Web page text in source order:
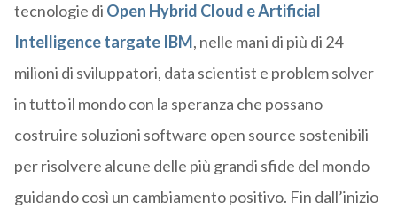
tecnologie di Open Hybrid Cloud e Artificial
Intelligence targate IBM, nelle mani di più di 24
milioni di sviluppatori, data scientist e problem solver
in tutto il mondo con la speranza che possano
costruire soluzioni software open source sostenibili
per risolvere alcune delle più grandi sfide del mondo
guidando così un cambiamento positivo. Fin dall’inizio